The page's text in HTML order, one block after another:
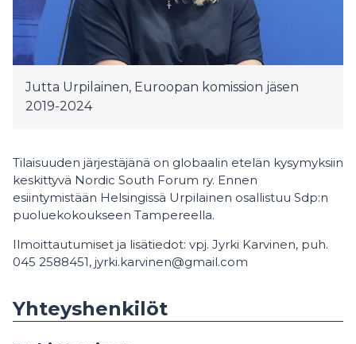
Jutta Urpilainen, Euroopan komission jäsen
2019-2024
Tilaisuuden järjestäjänä on globaalin etelän kysymyksiin
keskittyvä Nordic South Forum ry. Ennen
esiintymistään Helsingissä Urpilainen osallistuu Sdp:n
puoluekokoukseen Tampereella.
Ilmoittautumiset ja lisätiedot: vpj. Jyrki Karvinen, puh.
045 2588451, jyrki.karvinen@gmail.com
Yhteyshenkilöt